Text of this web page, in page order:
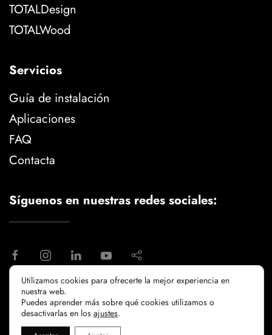
TOTALDesign
TOTALWood
Servicios
Guía de instalación
Aplicaciones
FAQ
Contacta
Síguenos en nuestras redes sociales:
aviso legal
politica de privacidad
politicia de cookies
Utilizamos cookies para ofrecerte la mejor experiencia en
nuestra web.
Puedes aprender más sobre qué cookies utilizamos o
desactivarlas en los ajustes.